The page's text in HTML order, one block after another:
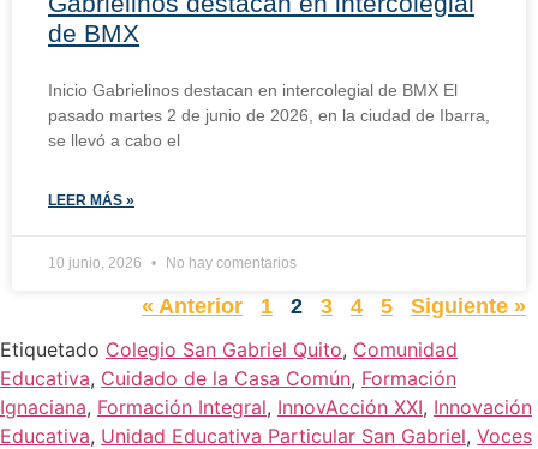
de BMX
Inicio Gabrielinos destacan en intercolegial de BMX El
pasado martes 2 de junio de 2026, en la ciudad de Ibarra,
se llevó a cabo el
LEER MÁS »
10 junio, 2026 No hay comentarios
« Anterior 1 2 3 4 5
Siguiente »
Etiquetado Colegio San Gabriel Quito, Comunidad
Educativa, Cuidado de la Casa Común, Formación
Ignaciana, Formación Integral, InnovAcción XXI, Innovación
Educativa, Unidad Educativa Particular San Gabriel, Voces